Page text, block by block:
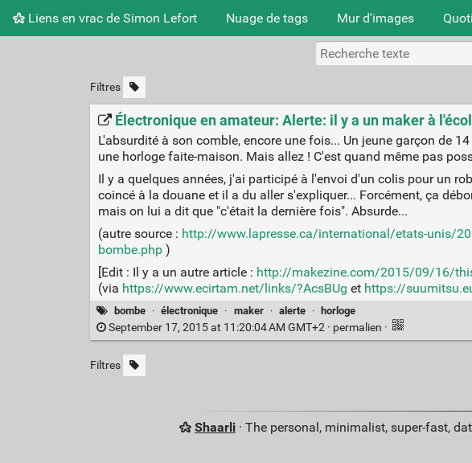
Liens en vrac de Simon Lefort Nuage de tags Mur d'images
Filtres
Électronique en amateur: Alerte: il y a un maker à
L'absurdité à son comble, encore une fois... Un jeune garçon de
une horloge faite-maison. Mais allez ! C'est quand même pas
Il y a quelques années, j'ai participé à l'envoi d'un colis pour un
coincé à la douane et il a du aller s'expliquer... Forcément, ça
mais on lui a dit que "c'était la dernière fois". Absurde...
(autre source : http://www.lapresse.ca/international/etats-unis/
bombe.php)
[Edit : Il y a un autre article : http://makezine.com/2015/09/16/
(via https://www.ecirtam.net/links/?AcsBUg et https://
bombe · électronique · maker · alerte · horloge
September 17, 2015 at 11:20:04 AM GMT+2 · permalien ·
Filtres
Shaarli· The personal, minimalist, super-fast,